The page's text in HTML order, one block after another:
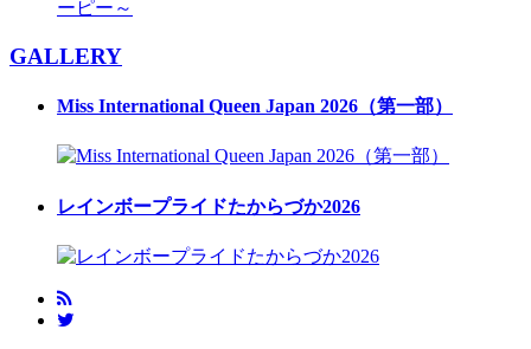
ーピー～
GALLERY
Miss International Queen Japan 2026（第一部）
レインボープライドたからづか2026